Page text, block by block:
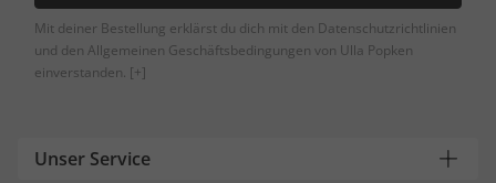
Mit deiner Bestellung erklärst du dich mit den Datenschutzrichtlinien
und den Allgemeinen Geschäftsbedingungen von Ulla Popken
einverstanden. [+]
Unser Service